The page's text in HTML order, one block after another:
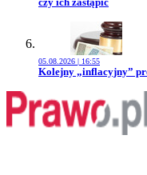
05.08.2026 | 16:55
Przejdź do artykułu:
Kolejny „inflacyjny”